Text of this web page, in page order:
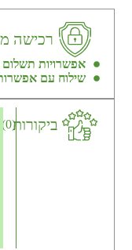
רכישה
אפשרויות
שילוח עם
ביקורות(0)